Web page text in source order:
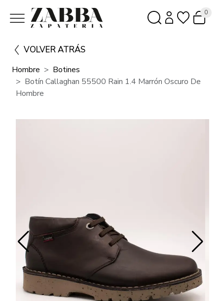
0
VOLVER ATRÁS
Hombre
Botines
Botín Callaghan 55500 Rain 1.4 Marrón Oscuro De
Hombre